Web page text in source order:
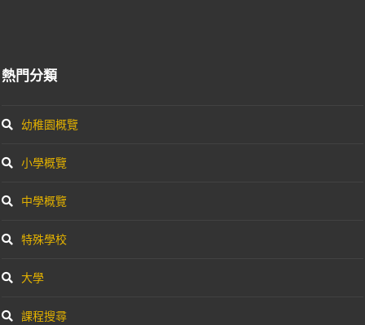
熱門分類
幼稚園概覽
小學概覽
中學概覽
特殊學校
大學
課程搜尋